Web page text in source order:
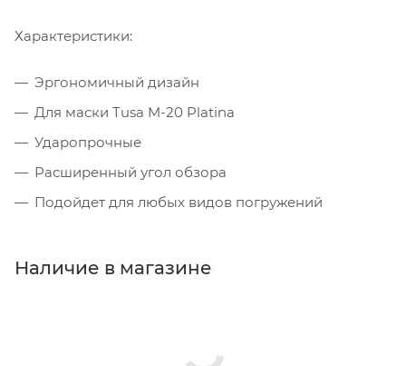
Характеристики:
Эргономичный дизайн
Для маски Tusa M-20 Platina
Ударопрочные
Расширенный угол обзора
Подойдет для любых видов погружений
Наличие в магазине